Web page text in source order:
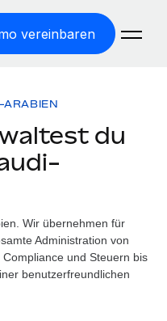
vereinbaren
für Niederlassungen
bei der Einstellung
berechnen
des
ARABIEN
du
Wir übernehmen für
Administration von
und Steuern bis
benutzerfreundlichen